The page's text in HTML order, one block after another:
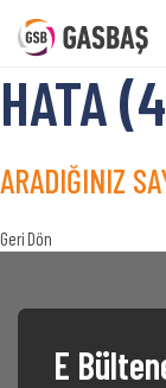
HATA
ARADIĞINIZ
Geri Dön
E